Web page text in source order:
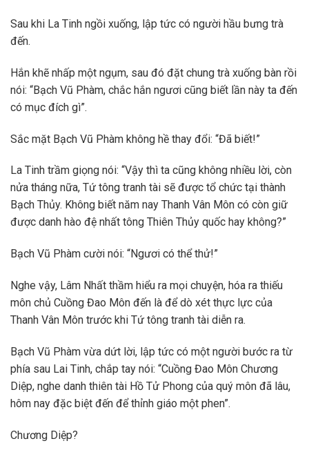
Sau khi La Tinh ngồi xuống, lập tức có người hầu bưng trà
đến.
Hắn khẽ nhấp một ngụm, sau đó đặt chung trà xuống bàn rồi
nói: “Bạch Vũ Phàm, chắc hắn ngươi cũng biết lần này ta đến
có mục đích gì”.
Sắc mặt Bạch Vũ Phàm không hề thay đổi: “Đã biết!”
La Tinh trầm giọng nói: “Vậy thì ta cũng không nhiều lời, còn
nửa tháng nữa, Tứ tông tranh tài sẽ được tổ chức tại thành
Bạch Thủy. Không biết năm nay Thanh Vân Môn có còn giữ
được danh hào đệ nhất tông Thiên Thủy quốc hay không?”
Bạch Vũ Phàm cười nói: “Ngươi có thể thử!”
Nghe vậy, Lâm Nhất thầm hiểu ra mọi chuyện, hóa ra thiếu
môn chủ Cuồng Đao Môn đến là để dò xét thực lực của
Thanh Vân Môn trước khi Tứ tông tranh tài diễn ra.
Bạch Vũ Phàm vừa dứt lời, lập tức có một người bước ra từ
phía sau Lai Tinh, chắp tay nói: “Cuồng Đao Môn Chương
Diệp, nghe danh thiên tài Hồ Tử Phong của quý môn đã lâu,
hôm nay đặc biệt đến để thỉnh giáo một phen”.
Chương Diệp?